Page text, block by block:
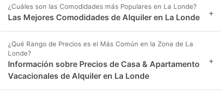
¿Cuáles son las Comodidades más Populares en La Londe?
Las Mejores Comodidades de Alquiler en La Londe +
¿Qué Rango de Precios es el Más Común en la Zona de La
Londe?
Información sobre Precios de Casa & Apartamento
Vacacionales de Alquiler en La Londe
+